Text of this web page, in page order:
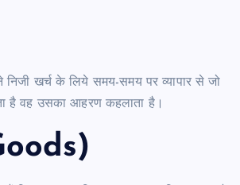
निजी खर्च के लिये समय-समय पर व्यापार से जो
है वह उसका आहरण कहलाता है।